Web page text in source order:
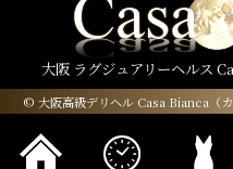
大阪 ラグジュアリーヘルス
© 大阪高級デリヘル Casa Bianca（カ